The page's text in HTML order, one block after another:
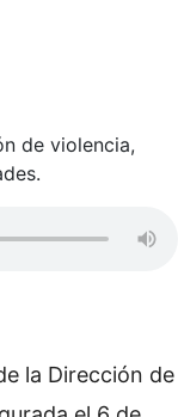
de violencia,
la Dirección de